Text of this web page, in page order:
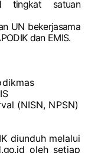
tingkat satuan
UN bekerjasama
dan EMIS.
(NISN, NPSN)
IK diunduh melalui
.go.id oleh setiap